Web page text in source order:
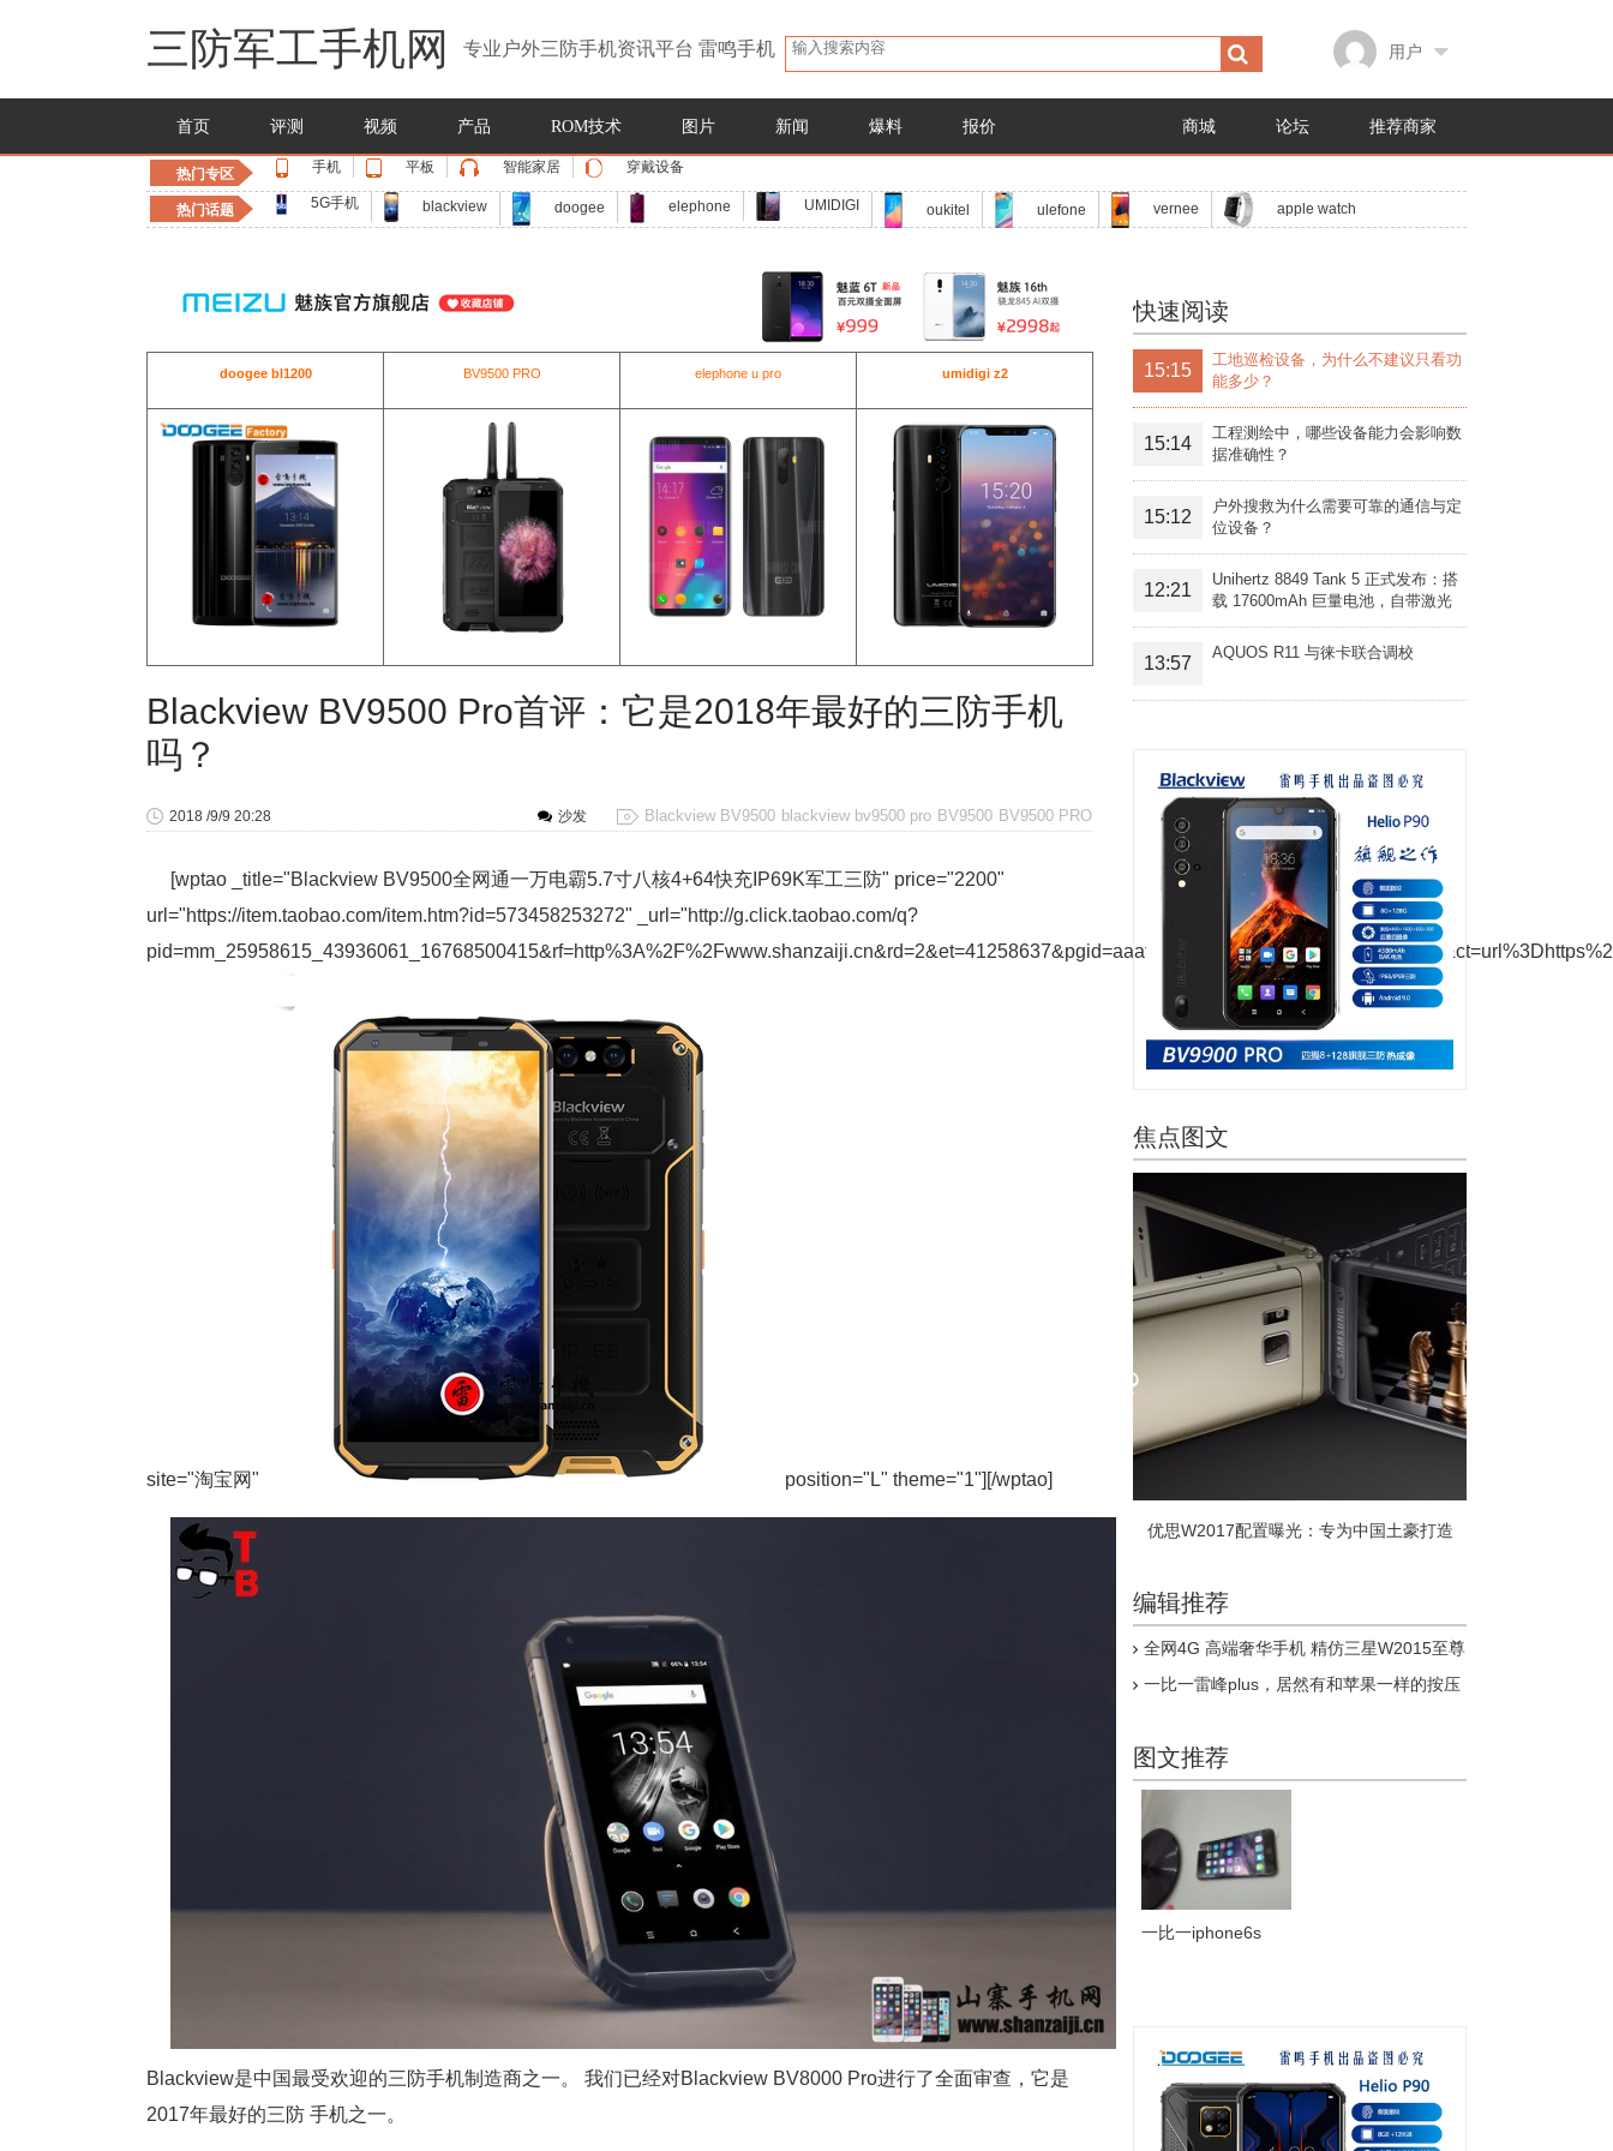
三防军工手机网 专业户外三防手机资讯平台 雷鸣手机 用户
首页 评测 视频 产品 ROM技术 图片 新闻 爆料 报价 商城 论坛 推荐商家
热门专区 手机 平板 智能家居 穿戴设备
热门话题 5G手机 blackview doogee elephone UMIDIGI oukitel ulefone vernee apple watch
doogee bl1200 BV9500 PRO elephone u pro umidigi z2
Blackview BV9500 Pro首评：它是2018年最好的三防手机
吗？
Blackview BV9500 blackview bv9500 pro BV9500 BV9500 PRO
2018 /9/9 20:28 沙发
[wptao _title="Blackview BV9500全网通一万电霸5.7寸八核4+64快充IP69K军工三防" price="2200"
url="https://item.taobao.com/item.htm?id=573458253272" _url="http://g.click.taobao.com/q?
site="淘宝网" position="L" theme="1"][/wptao]
Blackview是中国最受欢迎的三防手机制造商之一。 我们已经对Blackview BV8000 Pro进行了全面审查，它是
2017年最好的三防 手机之一。
快速阅读
15:15
工地巡检设备，为什么不建议只看功
能多少？
15:14
工程测绘中，哪些设备能力会影响数
据准确性？
15:12
户外搜救为什么需要可靠的通信与定
位设备？
12:21
Unihertz 8849 Tank 5 正式发布：搭
载 17600mAh 巨量电池，自带激光
投影旗舰三防手机
13:57
AQUOS R11 与徕卡联合调校
焦点图文
优思W2017配置曝光：专为中国土豪打造
编辑推荐
全网4G 高端奢华手机 精仿三星W2015至尊
一比一雷峰plus，居然有和苹果一样的按压
图文推荐
一比一iphone6s